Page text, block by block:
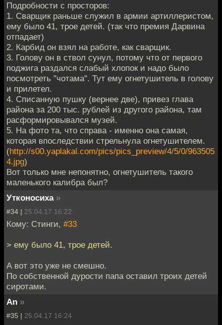
Подробности с просторов:
1. Сварщик раньше служил в армии артиллеристом,
ему было 41, трое детей. (так что премия Дарвина
отпадает)
2. Карбид он взял на работе, как сварщик.
3. Голову он в ствол сунул, потому что от первого
поджига раздался слабый хлопок и надо было
посмотреть "чотама". Тут ему огнетушитель в голову
и прилетел.
4. Списанную пушку (вернее две), привез глава
района за 200 тыс. рублей из другого района, там
расформировывался музей.
5. На фото та, что справа - именно она самая,
которая впоследствии стрельнула огнетушителем.
(http://s00.yaplakal.com/pics/pics_preview/4/5/0/963505
4.jpg)
Вот только мне непонятно, огнетушитель такого
маленького калибра был?
Утконосиха »
#34 | 25.04.17 16:22
Кому: Стинги, #33
> ему было 41, трое детей.
А вот это уже не смешно.
По собственной дурости папа оставил троих детей
сиротами.
An »
#35 | 25.04.17 16:24